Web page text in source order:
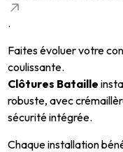
.
Faites évoluer votre
coulissante.
Clôtures Bataille
robuste, avec
sécurité intégrée.
Chaque installation